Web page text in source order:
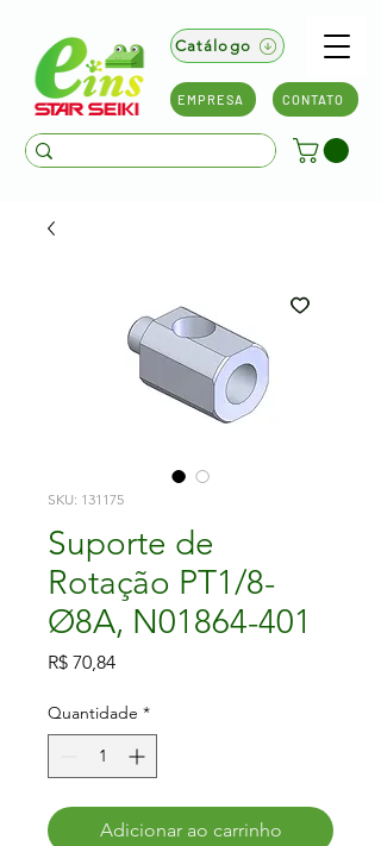
Catálogo
EMPRESA CONTATO
SKU: 131175
Suporte de
Rotação PT1/8-
Ø8A, N01864-401
R$ 70,84Preço
Quantidade *
Adicionar ao carrinho